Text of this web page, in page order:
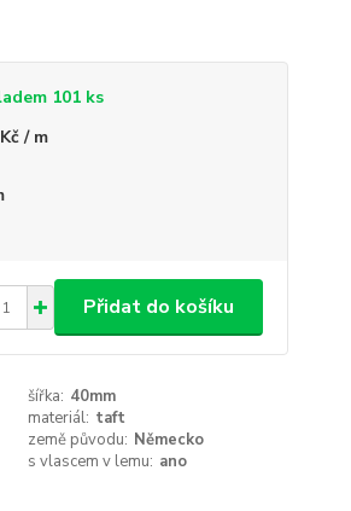
101 ks
/ m
Přidat do košíku
šířka: 40mm
materiál: taft
země původu: Německo
s vlascem v lemu: ano